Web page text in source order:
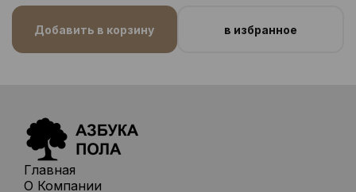
Добавить в корзину в избранное
Главная
О Компании